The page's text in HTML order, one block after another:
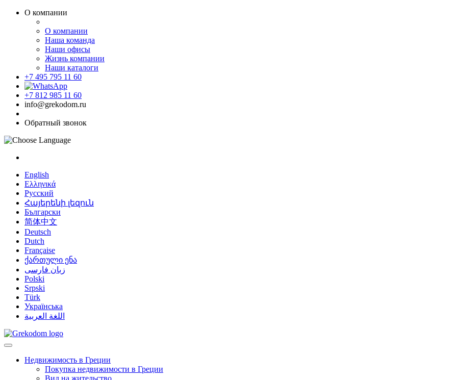
О компании
О компании
Наша команда
Наши офисы
Жизнь компании
Наши каталоги
+7 495 795 11 60
+7 812 985 11 60
info@grekodom.ru
Обратный звонок
English
Ελληνικά
Русский
Հայերենի լեզուն
Български
简体中文
Deutsch
Dutch
Française
ქართული ენა
زبان فارسی
Polski
Srpski
Türk
Українська
اللغة العربية
Недвижимость в Греции
Покупка недвижимости в Греции
Вид на жительство